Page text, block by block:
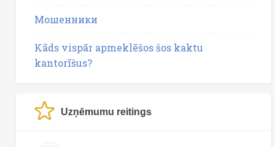
Мошенники
Kāds vispār apmeklēšos šos kaktu
kantorīšus?
Uzņēmumu reitings